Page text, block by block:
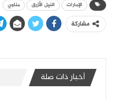
الإمارات النيل الأزرق مناوي
مشاركة
أخبار ذات صلة